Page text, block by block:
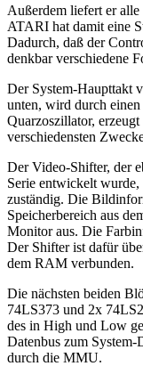
Außerdem liefert er
ATARI hat damit eine
Dadurch, daß der
denkbar verschiedene
Der System-Haupttakt
unten, wird durch
Quarzoszillator,
verschiedensten
Der Video-Shifter, der
Serie entwickelt
zuständig. Die
Speicherbereich aus
Monitor aus. Die
Der Shifter ist dafür
dem RAM verbunden.
Die nächsten beiden
74LS373 und 2x
des in High und Low
Datenbus zum
durch die MMU.